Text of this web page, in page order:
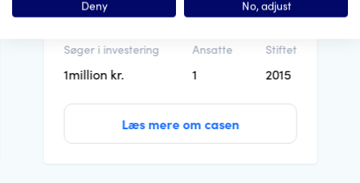
Søger i investering
1million kr.
Ansatte
1
Stiftet
2015
Læs mere om casen
Deny
No, adjust